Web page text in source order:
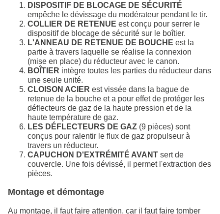
DISPOSITIF DE BLOCAGE DE SÉCURITÉ
empêche le dévissage du modérateur pendant le tir.
COLLIER DE RETENUE est conçu pour serrer le
dispositif de blocage de sécurité sur le boîtier.
L'ANNEAU DE RETENUE DE BOUCHE est la
partie à travers laquelle se réalise la connexion
(mise en place) du réducteur avec le canon.
BOÎTIER intègre toutes les parties du réducteur dans
une seule unité.
CLOISON ACIER est vissée dans la bague de
retenue de la bouche et a pour effet de protéger les
déflecteurs de gaz de la haute pression et de la
haute température de gaz.
LES DÉFLECTEURS DE GAZ (9 pièces) sont
conçus pour ralentir le flux de gaz propulseur à
travers un réducteur.
CAPUCHON D'EXTRÉMITÉ AVANT sert de
couvercle. Une fois dévissé, il permet l'extraction des
pièces.
Montage et démontage
Au montage, il faut faire attention, car il faut faire tomber